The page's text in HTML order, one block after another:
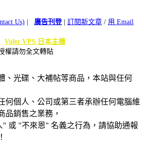
Us) | 廣告刊登| 訂閱新文章 / 用 Email
Vultr VPS 日本主機
權請勿全文轉貼
、光碟、大補帖等商品，本站與任何
何個人、公司或第三者承辦任何電腦維
品銷售之業務，
或 "不來恩" 名義之行為，請協助通報